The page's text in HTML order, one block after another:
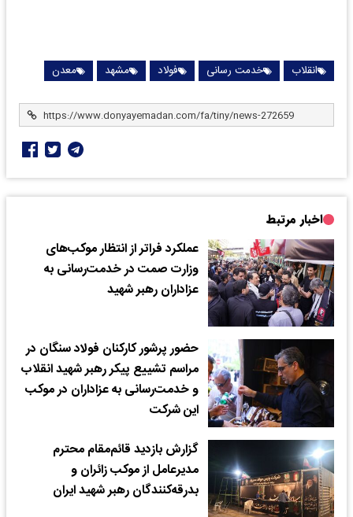
انقلاب خدمت رسانی فولاد مشهد معدن
اخبار مرتبط
عملکرد فراتر از انتظار موکب‌های
وزارت صمت در خدمت‌رسانی به
عزاداران رهبر شهید
حضور پرشور کارکنان فولاد سنگان در
مراسم تشییع پیکر رهبر شهید انقلاب
و خدمت‌رسانی به عزاداران در موکب
این شرکت
گزارش بازدید قائم‌مقام محترم
مدیرعامل از موکب زائران و
بدرقه‌کنندگان رهبر شهید ایران